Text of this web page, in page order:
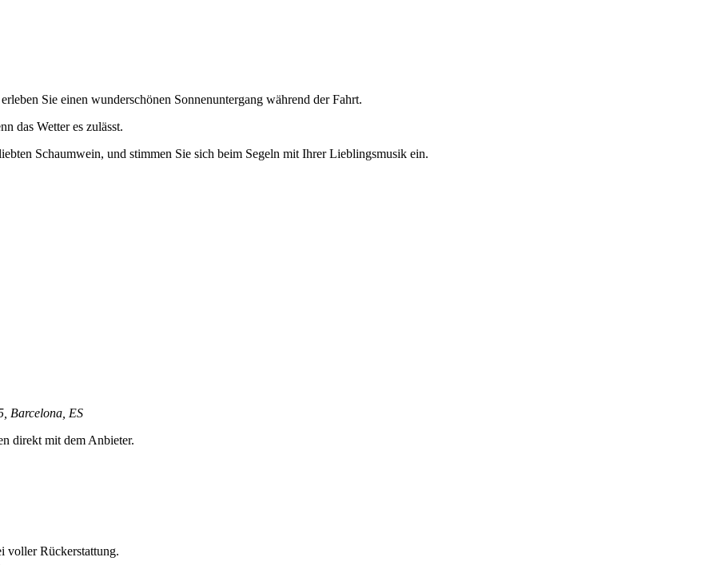
Sie einen wunderschönen Sonnenuntergang während der Fahrt.
das Wetter es zulässt.
Schaumwein, und stimmen Sie sich beim Segeln mit Ihrer Lieblingsmusik ein.
Barcelona, ES
direkt mit dem Anbieter.
voller Rückerstattung.